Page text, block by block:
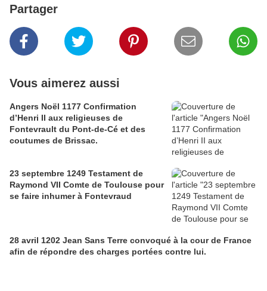
Partager
Vous aimerez aussi
Angers Noël 1177 Confirmation
d’Henri II aux religieuses de
Fontevrault du Pont-de-Cé et des
coutumes de Brissac.
23 septembre 1249 Testament de
Raymond VII Comte de Toulouse pour
se faire inhumer à Fontevraud
28 avril 1202 Jean Sans Terre convoqué à la cour de France
afin de répondre des charges portées contre lui.